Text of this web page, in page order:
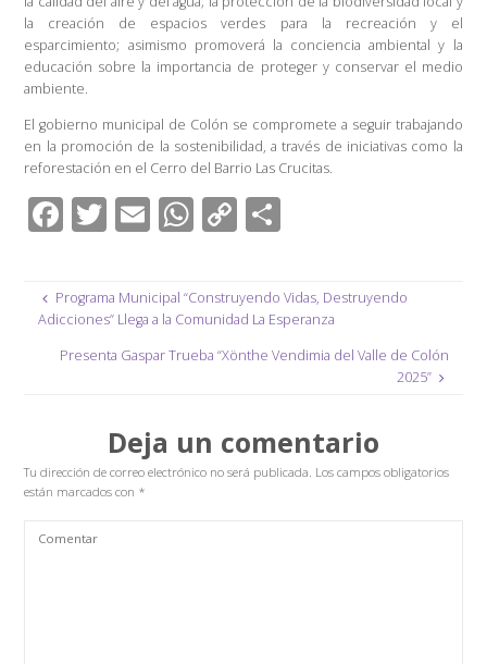
la creación de espacios verdes para la recreación y el
esparcimiento; asimismo promoverá la conciencia ambiental y la
educación sobre la importancia de proteger y conservar el medio
ambiente.
El gobierno municipal de Colón se compromete a seguir trabajando
en la promoción de la sostenibilidad, a través de iniciativas como la
reforestación en el Cerro del Barrio Las Crucitas.
F
e
b
o
T
tt
er
E
ail
W
at
s
A
C
p
y
Li
m
p
ar
Programa Municipal “Construyendo Vidas, Destruyendo
Adicciones” Llega a la Comunidad La Esperanza
Presenta Gaspar Trueba “Xönthe Vendimia del Valle de Colón
2025”
Deja un comentario
Tu dirección de correo electrónico no será publicada. Los campos obligatorios
están marcados con *